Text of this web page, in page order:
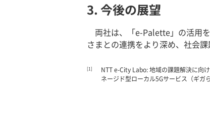
3. 今後の展望
両社は、「e-Palette」の活用
さまとの連携をより深め、社会
[1]
NTT e-City Labo: 地域の課題解決に向
ネージド型ローカル5Gサービス（ギガ